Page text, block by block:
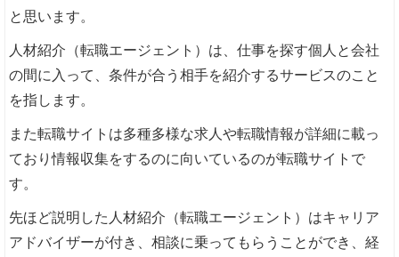
と思います。
人材紹介（転職エージェント）は、仕事を探す個人と会社
の間に入って、条件が合う相手を紹介するサービスのこと
を指します。
また転職サイトは多種多様な求人や転職情報が詳細に載っ
ており情報収集をするのに向いているのが転職サイトで
す。
先ほど説明した人材紹介（転職エージェント）はキャリア
アドバイザーが付き、相談に乗ってもらうことができ、経